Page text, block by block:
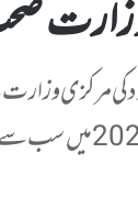
کی مرکزی
مدت کے دوران